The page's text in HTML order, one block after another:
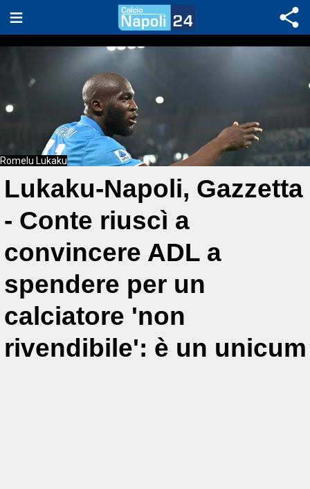
Romelu Lukaku
Lukaku-Napoli, Gazzetta
- Conte riuscì a
convincere ADL a
spendere per un
calciatore 'non
rivendibile': è un unicum